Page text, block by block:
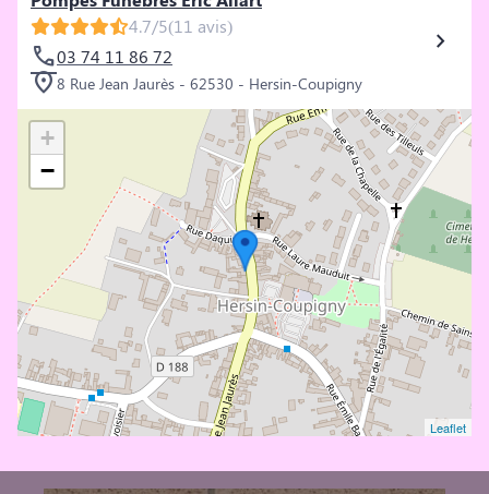
4.7/5(11 avis)
03 74 11 86 72
8 Rue Jean Jaurès - 62530 - Hersin-Coupigny
+
−
Leaflet